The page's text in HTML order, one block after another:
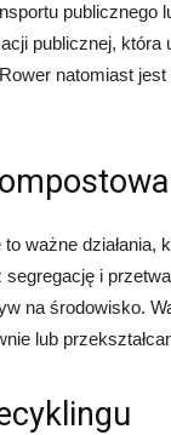
publicznego
publicznej,
natomiast
ważne
i
na środowisko.
lub